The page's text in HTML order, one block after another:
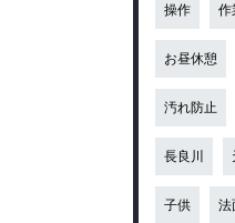
操作 作
お昼休憩
汚れ防止
長良川
子供 法